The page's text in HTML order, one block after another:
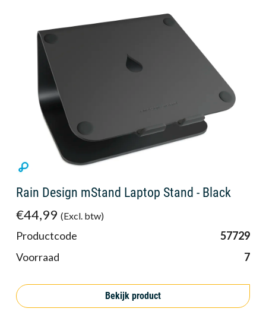
Rain Design mStand Laptop Stand - Black
€44,99 (Excl. btw)
Productcode
57729
Voorraad
7
Bekijk product